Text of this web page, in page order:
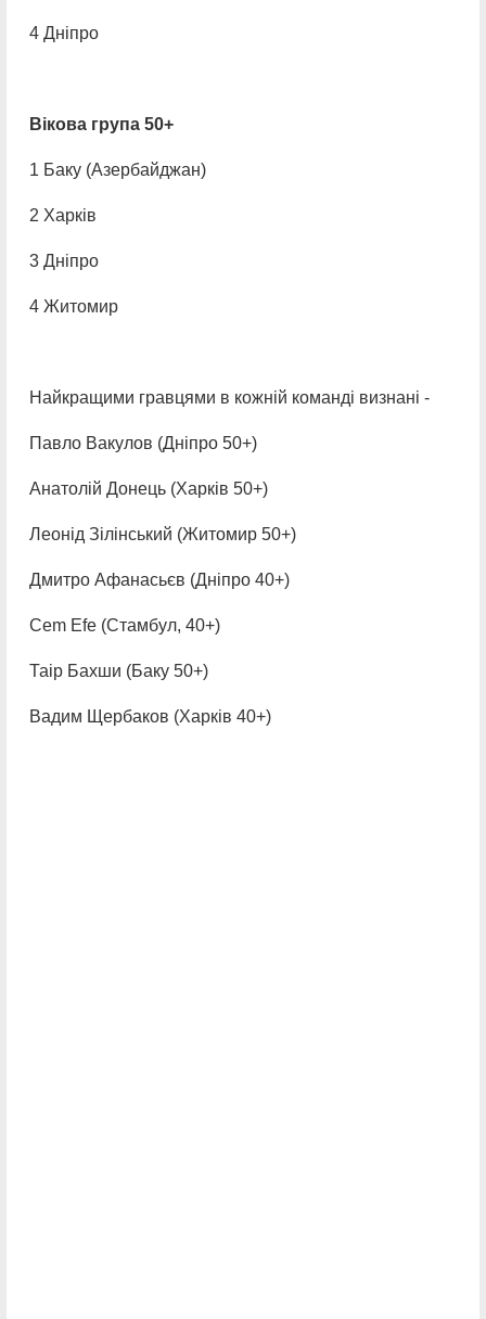
4 Дніпро
Вікова група 50+
1 Баку (Азербайджан)
2 Харків
3 Дніпро
4 Житомир
Найкращими гравцями в кожній команді визнані -
Павло Вакулов (Дніпро 50+)
Анатолій Донець (Харків 50+)
Леонід Зілінський (Житомир 50+)
Дмитро Афанасьєв (Дніпро 40+)
Сem Efe (Стамбул, 40+)
Таір Бахши (Баку 50+)
Вадим Щербаков (Харків 40+)